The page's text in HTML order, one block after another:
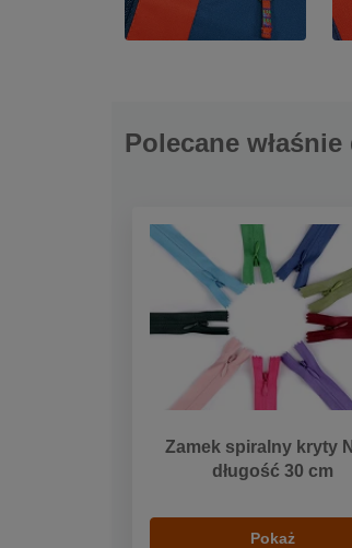
Polecane
Zamek spiralny kryty
długość 30 cm
Pokaż